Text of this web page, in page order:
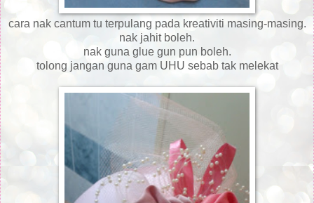
cara nak cantum tu terpulang pada kreativiti masing-masing.
nak jahit boleh.
nak guna glue gun pun boleh.
tolong jangan guna gam UHU sebab tak melekat